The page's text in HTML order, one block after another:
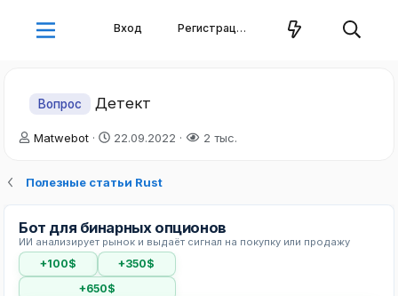
Вход Регистрация
Вопрос Детект
А
о
е
м
ы
Matwebot
Д
а
ч
а
л
а
22.09.2022 2 тыс.
Полезные статьи Rust
Бот для бинарных опционов
ИИ анализирует рынок и выдаёт сигнал на покупку или продажу
+100$
+350$
+650$